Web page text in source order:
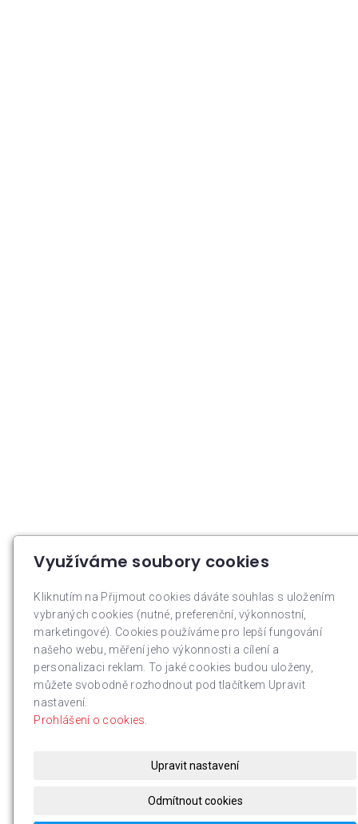
Využíváme soubory cookies
Kliknutím na Přijmout cookies dáváte souhlas s uložením
vybraných cookies (nutné, preferenční, výkonnostní,
marketingové). Cookies používáme pro lepší fungování
našeho webu, měření jeho výkonnosti a cílení a
personalizaci reklam. To jaké cookies budou uloženy,
můžete svobodně rozhodnout pod tlačítkem Upravit
nastavení.
Prohlášení o cookies.
Upravit nastavení
Odmítnout cookies